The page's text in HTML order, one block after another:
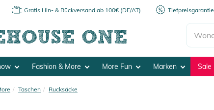
Gratis Hin- & Rückversand ab 100€ (DE/AT) Tiefpreisgarantie
Fashion & More More Fun Marken Sale
Taschen Rucksäcke